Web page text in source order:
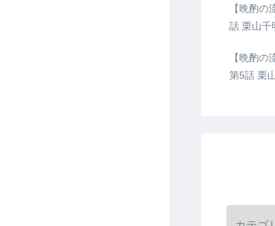
【晩酌
話 栗山千
【晩酌
第5話 栗